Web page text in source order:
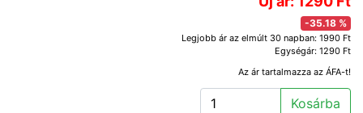
-35.18 %
Legjobb ár az elmúlt 30 napban: 1990 Ft
Egységár: 1290 Ft
Az ár tartalmazza az ÁFA-t!
Kosárba